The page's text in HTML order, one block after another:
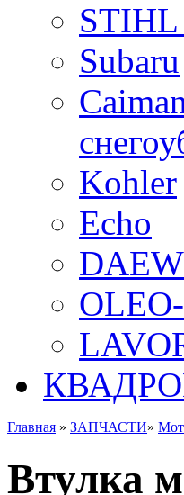
Subaru
Kohler
Echo
Главная » ЗАПЧАСТИ»
Втулка